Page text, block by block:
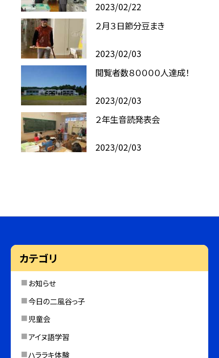
2023/02/22
２月３日節分豆まき
2023/02/03
閲覧者数８００００人達成！
2023/02/03
２年生音読発表会
2023/02/03
カテゴリ
お知らせ
今日の二風谷っ子
児童会
アイヌ語学習
ハララキ体験